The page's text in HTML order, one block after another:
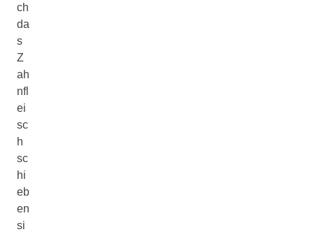
ch
da
s
Z
ah
nfl
ei
sc
h
sc
hi
eb
en
si